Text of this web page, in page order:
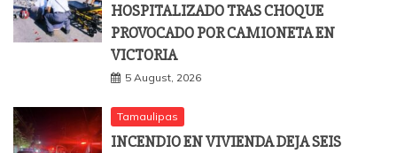
HOSPITALIZADO TRAS CHOQUE
PROVOCADO POR CAMIONETA EN
VICTORIA
5 August, 2026
Tamaulipas
INCENDIO EN VIVIENDA DEJA SEIS